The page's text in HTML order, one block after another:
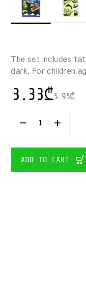
The set includes
dark. For children
5.95₾
3.33₾
GRAFIX
THE
TATTOOS
ADD TO CART